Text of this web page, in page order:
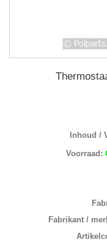
Inhoud /
Voorraad:
Fabrikant /